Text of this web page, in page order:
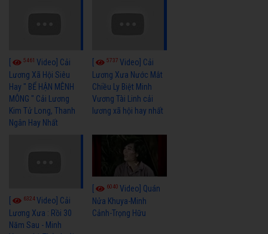
5461 Video] Cải
Lương Xã Hội Siêu
Hay " BỂ HẬN MÊNH
MÔNG " Cải Lương
Kim Tử Long, Thanh
Ngân Hay Nhất
5737Video] Cải
Lương Xưa Nước Mắt
Chiều Ly Biệt Minh
Vương Tài Linh cải
lương xã hội hay nhất
6324Video] Cải
Lương Xưa : Rồi 30
Năm Sau - Minh
6040Video] Quán
Nửa Khuya-Minh
Cảnh-Trọng Hữu